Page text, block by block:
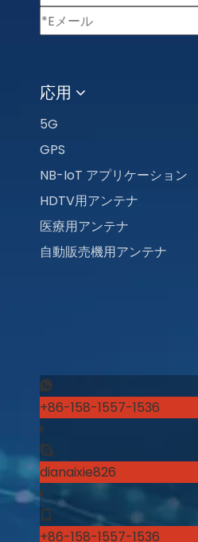
応用
5G
GPS
NB-IoT アプリケーション
HDTV用アンテナ
医療用アンテナ
自動販売機用アンテナ
+86-158-1557-1536
dianaixie826
+86-158-1557-1536